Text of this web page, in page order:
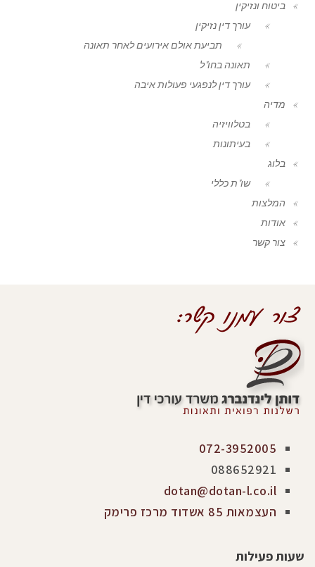
ביטוח ונזיקין
עורך דין נזיקין
תביעת אולם אירועים לאחר תאונה
תאונה בחו"ל
עורך דין לנפגעי פעולות איבה
מדיה
בטלוויזיה
בעיתונות
בלוג
שו"ת כללי
המלצות
אודות
צור קשר
072-3952005
088652921
dotan@dotan-l.co.il
העצמאות 85 אשדוד מרכז פרימק
שעות פעילות